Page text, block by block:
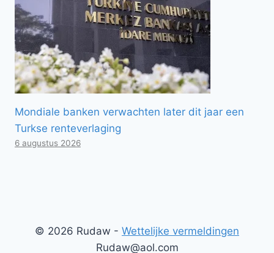
Mondiale banken verwachten later dit jaar een
Turkse renteverlaging
6 augustus 2026
© 2026 Rudaw - Wettelijke vermeldingen
Rudaw@aol.com